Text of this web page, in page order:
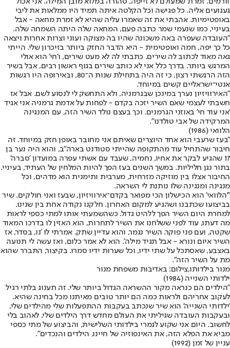
געגועים אליה. כל פגישה וכל הקלטה איתה תמיד היו ממלאות את ליבי
באופטימיות. אהבתי את זה שאמרו עליה שהיא לא זמרת מחאה - אבל
בעיניי, כמו שנעמי שמר כתבה פעם, המחאה שלה היתה השמחה שלה.
"העובדה שעפרה באה משכונה שהיו בה מצוקה ועוני וצרות אחרות ויצאה
כל כך יפה, חמה ואופטימית - היא הדבר החזק ביותר בזיכרון שלי. הייתי
גאה מאוד לכתוב לה שירים. כתבתי לה לא מעט שירים, ו'חי' הוא אולי
המרגש ביותר. בדרך כלל אני לא כותב שירים בגוף ראשון רבים, אבל בשיר
הזה הרגשתי רצון, כי זה היה בתחילת שנות ה־80, ובאירופה היו רגשות
אנטי־ישראליים קשים במיוחד.
"האירוויזיון נערך במינכן שבגרמניה, ולא התחשק לי לנסוע לשם. אבל אז
חשבתי לעצמי שאם השיר יזכה בקדם - לפחות על אדמת גרמניה אני אגיד
'אני עוד חי' באוזני הגרמנים. וכך בעצם נולד השיר הזה, עם המנגינה
המרקידה של אבי טולדנו".
הלוואי (1986)
"בעז שרעבי הוא אחד היוצרים שאיתם אני מחובר באופן חזק במיוחד. זה
חיבור שהתחיל עוד מהתקופה שהייתי סטודנט בארה"ב, והוא היה נער בן
17 שהגיע לבקר את אחיו, נחמיה, שעבד עם אשתי עפרה במועדון 'סברה'
בתור נגן חליליות. במשך השנים בעז הפך להיות המלחין של העתיד, בעיניי.
החיבור אצלו בין מוזיקה מזרחית, מערבית ותימנית הוא מדהים, וכל
מנגינה ומנגינה שלו נותנת לי השראה.
"'הלוואי' הוא הכישלון הכי מפואר בקדם־אירוויזיון, שבעז ואני חולקים. שיר
בביצועו שכתבנו ושהגיע למקום האחרון. חלקנו נקודה אחת בין שנינו.
למחרת היום השיר הפך ללהיט גדול. כשהשמעתי אותו למתי כספי לראות
מה דעתו, עוד לפני ששלחנו את השיר לתחרות, הוא האזין לו בדרכו המאוד
שקטה, ועם פני פוקר. השיר נגמר, והוא עדיין שתק. אמרתי לו 'נו, בסדר, אז
השיר איום ונורא - אבל תגיד מילה'. הוא לא אמר כלום, ואז עשה לי תנועה
באצבע, שאסתכל על שתי ידיו, וכל שערות ידיו סמרו. בקיצור, התברר שהוא
מת על השיר הזה".
מנור בילדותו,צילום: באדיבות משפחת מנור
ילדותי השנייה (1984)
"הילדים הם כנראה מקור ההשראה הגדול ביותר שלי. זה תענוג בלתי רגיל
לעקוב אחריהם ולראות כמה הם יותר טובים מאיתנו מכל בחינה שהיא.
'ילדותי השנייה' הוא שיר שנכתב בעקבות ההתפעלות שלי מהילדים שלי,
ובעקבות העובדה שגיליתי את העולם מחדש דרך הילדים שלי, לאהוב בלי
לחשוב. היום אני שקוע לגמרי בילדותי השלישית, והביצוע של מתי כספי
מביא את הפלא הזה, את האינפוזיה של חיינו, הילדים והנכדים".
עניין של זמן (1992)